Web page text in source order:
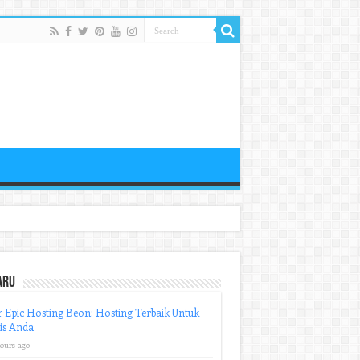
Epic Hosting Beon: Hosting Terbaik Untuk
Anda
ago